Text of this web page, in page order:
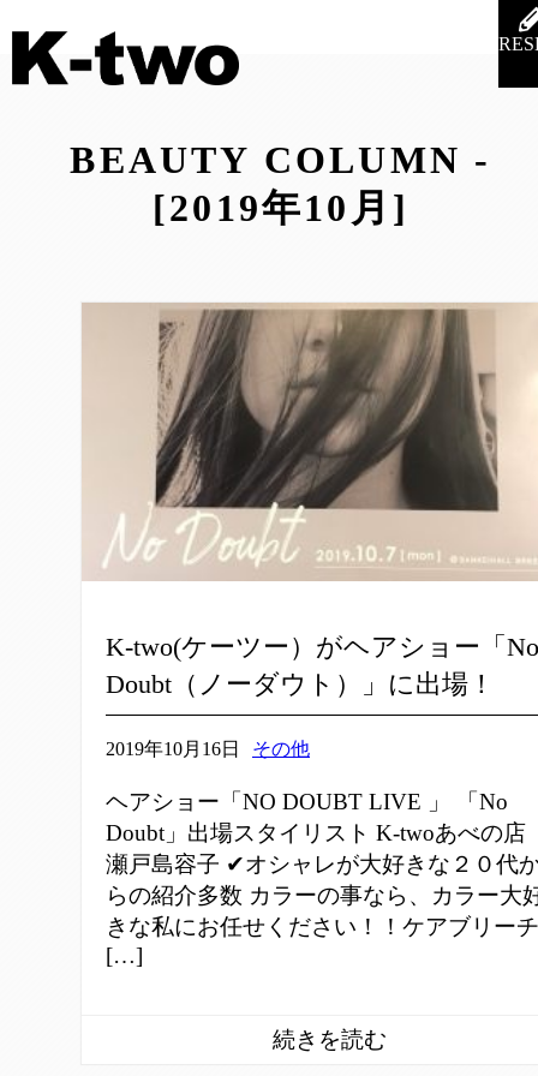
BEAUTY COLUMN -
[2019年10月]
K-two(ケーツー）がヘアショー「No
Doubt（ノーダウト）」に出場！
2019年10月16日 その他
ヘアショー「NO DOUBT LIVE 」 「No
Doubt」出場スタイリスト K-twoあべの店
瀬戸島容子 ✔オシャレが大好きな２０代
らの紹介多数 カラーの事なら、カラー大
きな私にお任せください！！ケアブリーチ
[…]